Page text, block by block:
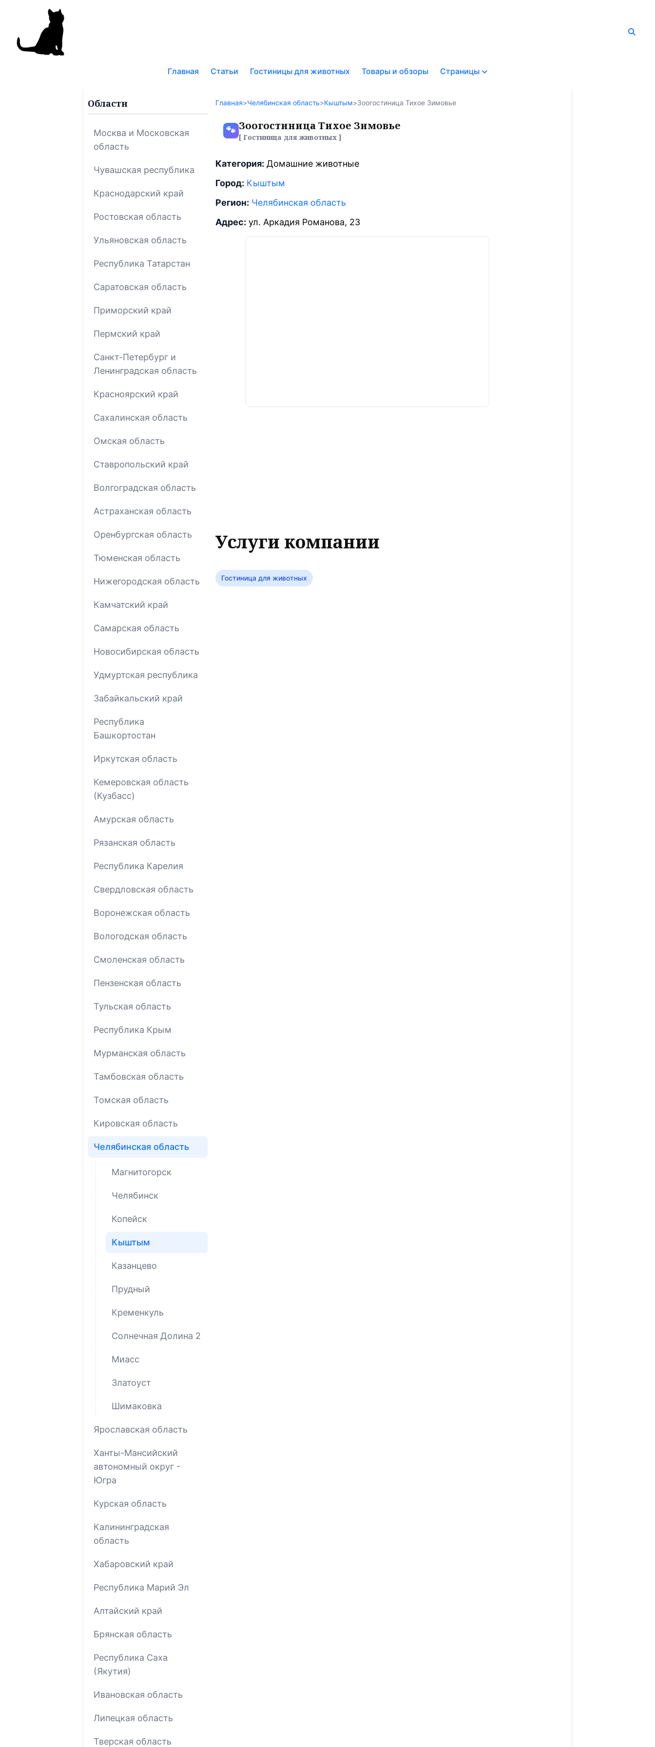
Главная Статьи Гостиницы для животных Товары и обзоры Страницы
по
Области
Москва и Московская
область
Чувашская республика
Краснодарский край
Ростовская область
Ульяновская область
Республика Татарстан
Саратовская область
Приморский край
Пермский край
Санкт-Петербург и
Ленинградская область
Красноярский край
Сахалинская область
Омская область
Ставропольский край
Волгоградская область
Астраханская область
Оренбургская область
Тюменская область
Нижегородская область
Камчатский край
Самарская область
Новосибирская область
Удмуртская республика
Забайкальский край
Республика
Башкортостан
Иркутская область
Кемеровская область
(Кузбасс)
Амурская область
Рязанская область
Республика Карелия
Свердловская область
Воронежская область
Вологодская область
Смоленская область
Пензенская область
Тульская область
Республика Крым
Мурманская область
Тамбовская область
Томская область
Кировская область
Челябинская область
Магнитогорск
Челябинск
Копейск
Кыштым
Казанцево
Прудный
Кременкуль
Солнечная Долина 2
Миасс
Златоуст
Шимаковка
Ярославская область
Ханты-Мансийский
автономный округ -
Югра
Курская область
Калининградская
область
Хабаровский край
Республика Марий Эл
Алтайский край
Брянская область
Республика Саха
(Якутия)
Ивановская область
Липецкая область
Тверская область
Главная>Челябинская область>Кыштым>Зоогостиница Тихое Зимовье
🐾 Зоогостиница Тихое Зимовье
[ Гостиница для животных ]
Категория: Домашние животные
Город: Кыштым
Регион: Челябинская область
Адрес: ул. Аркадия Романова, 23
Услуги компании
Гостиница для животных